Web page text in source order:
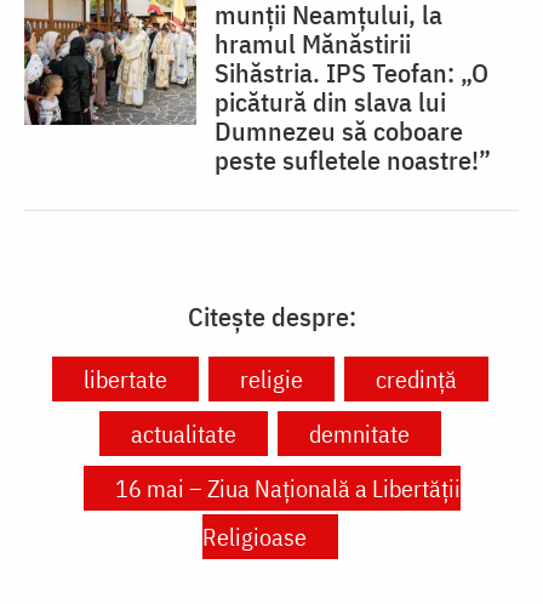
munții Neamțului, la
hramul Mănăstirii
Sihăstria. IPS Teofan: „O
picătură din slava lui
Dumnezeu să coboare
peste sufletele noastre!”
Citește despre:
libertate religie
credință
actualitate
demnitate
16 mai – Ziua Națională a Libertății
Religioase